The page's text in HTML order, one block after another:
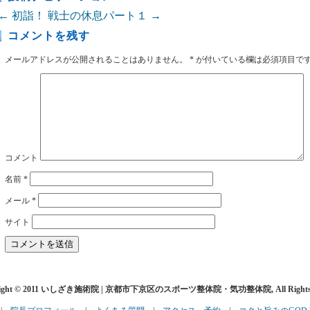
初詣！ 戦士の休息パート１
→
コメントを残す
メールアドレスが公開されることはありません。 * が付いている欄は必須項目で
コメント
名前 *
メール *
サイト
© 2011 いしざき施術院 | 京都市下京区のスポーツ整体院・気功整体院, All